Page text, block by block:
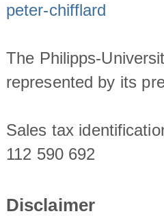
peter-chifflard
The Philipps-
represented by its
Sales tax
112 590 692
Disclaimer